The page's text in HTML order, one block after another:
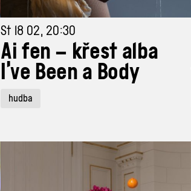
St 18 02, 20:30
Ai fen – křest alba
I’ve Been a Body
hudba